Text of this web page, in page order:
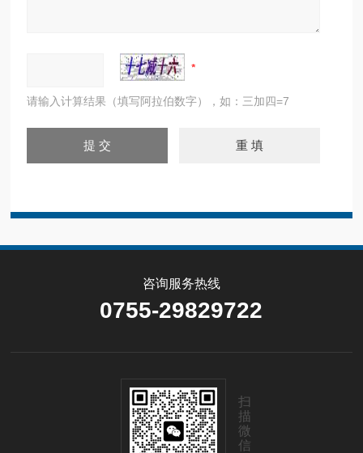
请输入计算结果（填写阿拉伯数字），如：三加四=7
咨询服务热线
0755-29829722
扫
描
微
信